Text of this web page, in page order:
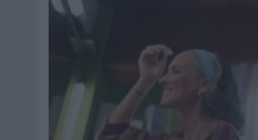
07/08/2026
CUANDO SE APAGUE EL SOL, EL ECLIPSE DE 2026
SIETE DE CADA DIEZ EMPRESAS ESPAÑOLAS NO
LA TELEVISIÓN SIGUE LIDERANDO EL CONSUMO DE
06/08/2026
EL USO DE LA IA GENERATIVA ALCANZA YA AL 62% DE
06/08/2026
SYSTEM1 NOMBRA A KIMBERLY BASTONI COMO
06/08/2026
FRIGO Y UNIQLO LANZAN UNA COLECCIÓN